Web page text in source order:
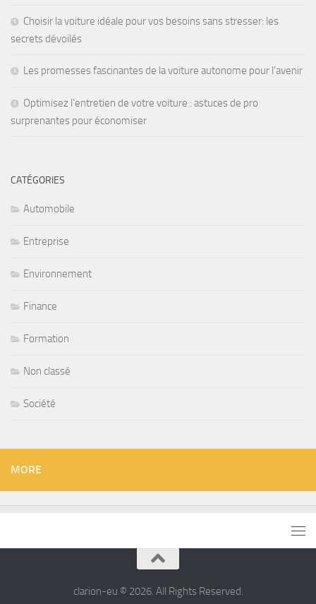
Choisir la voiture idéale pour vos besoins sans stresser: les
secrets dévoilés
Les promesses fascinantes de la voiture autonome pour l’avenir
Optimisez l’entretien de votre voiture : astuces de pro
surprenantes pour économiser
CATÉGORIES
Automobile
Entreprise
Environnement
Finance
Formation
Non classé
Société
MORE
clarion-eu © 2026. All Rights Reserved.